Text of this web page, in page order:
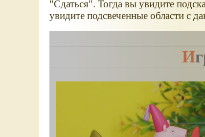
"Сдаться". Тогда вы увидите
увидите подсвеченные области с